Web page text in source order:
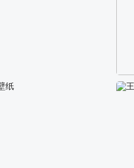
，箱，姿势，摄影，壁纸